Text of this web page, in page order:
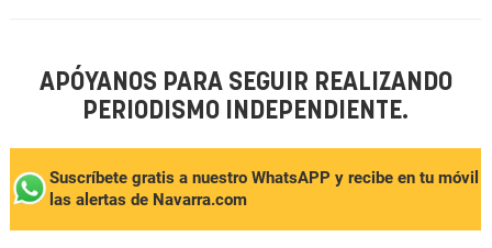
APÓYANOS PARA SEGUIR REALIZANDO
PERIODISMO INDEPENDIENTE.
Suscríbete gratis a nuestro WhatsAPP y recibe en tu móvil
las alertas de Navarra.com